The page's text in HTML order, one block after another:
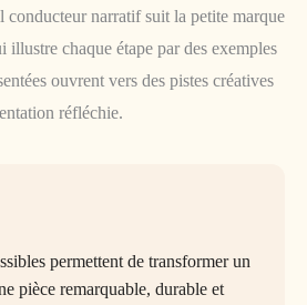
narratif suit la petite marque
illustre chaque étape par des exemples
ouvrent vers des pistes créatives
réfléchie.
permettent de transformer un
pièce remarquable, durable et